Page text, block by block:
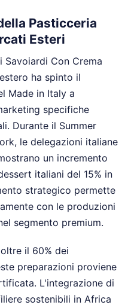
Pasticceria
Esteri
Savoiardi Con Crema
ha spinto il
Made in Italy a
specifiche
Durante il Summer
le delegazioni italiane
un incremento
italiani del 15% in
strategico permette
con le produzioni
segmento premium.
il 60% dei
preparazioni proviene
L'integrazione di
sostenibili in Africa